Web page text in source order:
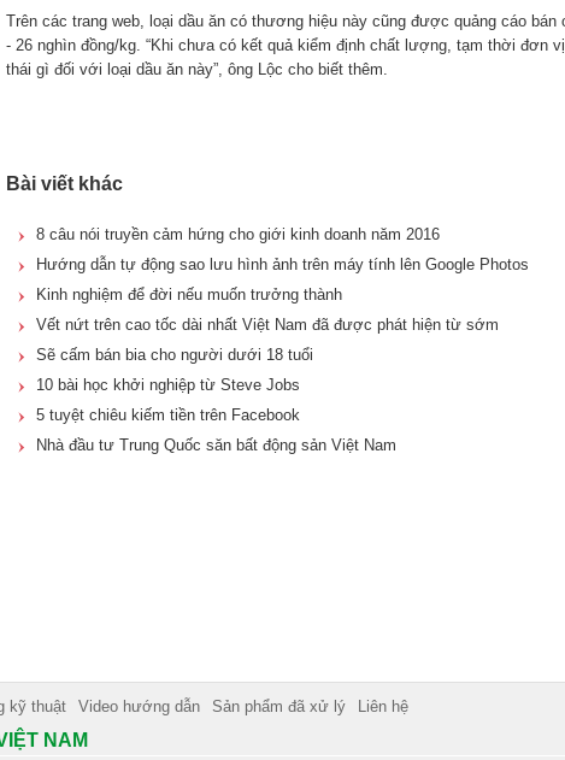
Trên các trang web, loại dầu ăn có thương hiệu này cũng được quảng cáo bán
- 26 nghìn đồng/kg. “Khi chưa có kết quả kiểm định chất lượng, tạm thời đơn
thái gì đối với loại dầu ăn này”, ông Lộc cho biết thêm.
Bài viết khác
8 câu nói truyền cảm hứng cho giới kinh doanh năm 2016
Hướng dẫn tự động sao lưu hình ảnh trên máy tính lên Google Photos
Kinh nghiệm để đời nếu muốn trưởng thành
Vết nứt trên cao tốc dài nhất Việt Nam đã được phát hiện từ sớm
Sẽ cấm bán bia cho người dưới 18 tuổi
10 bài học khởi nghiệp từ Steve Jobs
5 tuyệt chiêu kiếm tiền trên Facebook
Nhà đầu tư Trung Quốc săn bất động sản Việt Nam
kỹ thuật Video hướng dẫn Sản phẩm đã xử lý Liên hệ
NAM